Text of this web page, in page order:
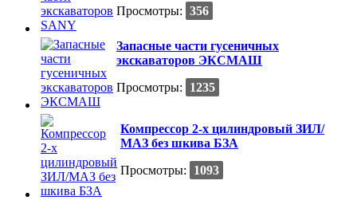
Просмотры: 356
Запасные части гусеничных
экскаваторов ЭКСМАШ
Просмотры:
1235
Компрессор 2-х цилиндровый ЗИЛ/
МАЗ без шкива БЗА
Просмотры:
1093